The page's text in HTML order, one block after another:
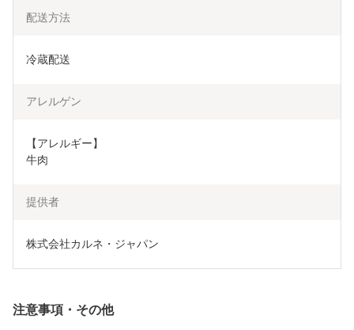
配送方法
冷蔵配送
アレルゲン
【アレルギー】
牛肉
提供者
株式会社カルネ・ジャパン
注意事項・その他